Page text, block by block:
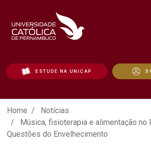
ESTUDE NA UNICAP
Música, fisioterapia e
Home
Notícias
Música, fisioterapia e alimentação no
Questões do Envelhecimento